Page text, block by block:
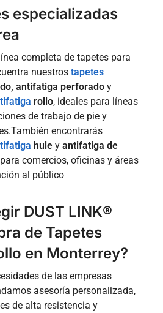
especializadas
completa de tapetes para
nuestros tapetes
antifatiga perforado y
rollo, ideales para líneas
de trabajo de pie y
encontrarás
hule y antifatiga de
comercios, oficinas y áreas
al público
DUST LINK®
de Tapetes
en Monterrey?
de las empresas
asesoría personalizada,
de alta resistencia y